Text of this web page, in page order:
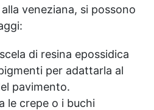
veneziana, si possono
di resina epossidica
per adattarla al
pavimento.
le crepe o i buchi